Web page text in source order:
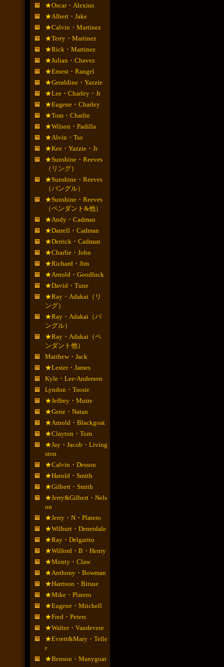
★Oscar・Alexius
★Albert・Jake
★Calvin・Martinez
★Terry・Martinez
★Rick・Martinez
★Julian・Chavez
★Ernest・Rangel
★Geraldine・Yazzie
★Lee・Charley・Jr
★Eugene・Charley
★Tom・Charlie
★Wilson・Padilla
★Alvin・Tso
★Kee・Yazzie・Jr
★Sunshine・Reeves
（リング）
★Sunshine・Reeves
（バングル）
★Sunshine・Reeves
（ペンダント&他）
★Andy・Cadman
★Darrell・Cadman
★Derrick・Cadman
★Charlie・John
★Richard・Jim
★Arnold・Goodluck
★David・Tune
★Ray・Adakai（リ
ング）
★Ray・Adakai（バ
ングル）
★Ray・Adakai（ペ
ンダント他）
Matthew・Jack
★Lester・James
Kyle・Lee-Anderson
Lyndon・Tsosie
★Jeffrey・Mutte
★Gene・Natan
★Arnold・Blackgoat
★Clayton・Tom
★Jay・Jacob・Living
ston
★Calvin・Desson
★Harold・Smith
★Gilbert・Smith
★Jerry&Gilbert・Nels
on
★Jerry・N・Platero
★Wilburt・Denetdale
★Ray・Delgarito
★Wilford・B・Henry
★Monty・Claw
★Anthony・Bowman
★Harrison・Bitsue
★Mike・Platero
★Eugene・Mitchell
★Fred・Peters
★Walter・Vandevere
★Evrett&Mary・Telle
r
★Benson・Manygoat